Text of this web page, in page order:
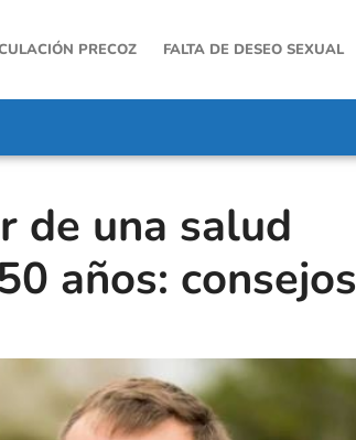
PRECOZ FALTA DE DESEO SEXUAL
de una salud
años: consejos